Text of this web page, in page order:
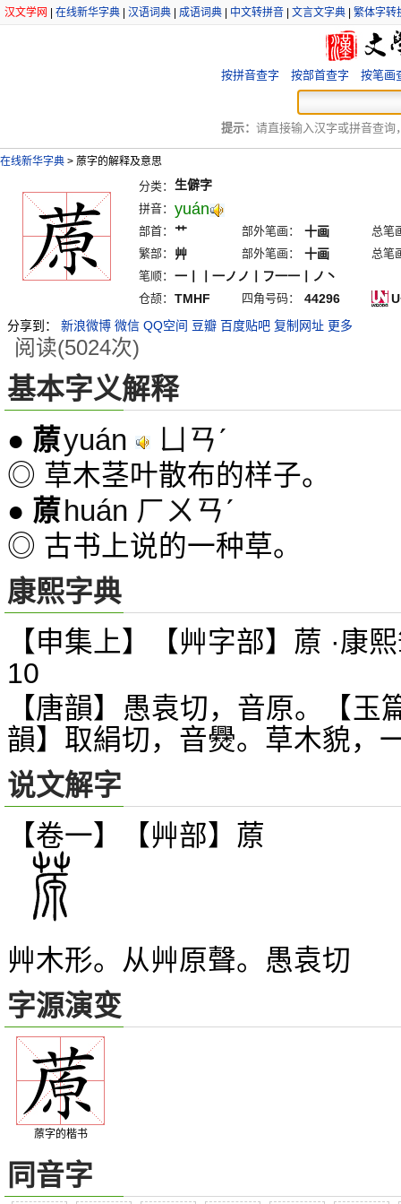
汉文学网 在线新华字典 汉语词典 成语词典 中文转拼音 文言文字典 繁体字转
按拼音查字 按部首查字 按笔画
提示： 请直接输入汉字或拼音查询
在线新华字典 > 蒝字的解释及意思
分类： 生僻字
拼音： yuán
部首： 艹 部外笔画： 十画
总笔
繁部：
艸 部外笔画： 十画
总笔
笔顺： 一丨丨一ノノ丨フ一一丨ノ丶
仓颉： TMHF 四角号码： 44296
分享到：
新浪微博 微信 QQ空间 豆瓣 百度贴吧 复制网址 更多
阅读(5024次)
基本字义解释
● 蒝yuán ㄩㄢˊ
◎ 草木茎叶散布的样子。
● 蒝huán ㄏㄨㄢˊ
◎ 古书上说的一种草。
康熙字典
【申集上】【艸字部】蒝 ·康
10
【唐韻】愚袁切，音原。【
韻】取絹切，音㸑。草木貌，
说文解字
【卷一】【艸部】 蒝
艸木形。从艸原聲。愚袁切
字源演变
蒝字的楷书
同音字